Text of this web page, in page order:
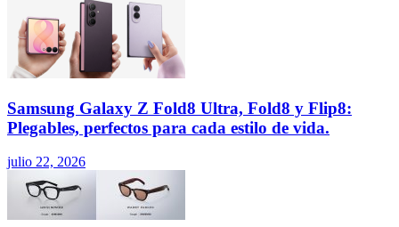
Samsung Galaxy Z Fold8 Ultra, Fold8 y Flip8:
Plegables, perfectos para cada estilo de vida.
julio 22, 2026